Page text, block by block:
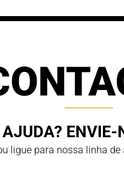
AJUDA?
ligue para nossa linha de